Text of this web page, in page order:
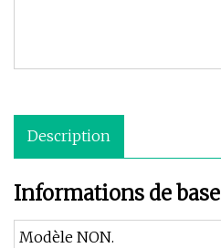
Description
Informations de base
Modèle NON.